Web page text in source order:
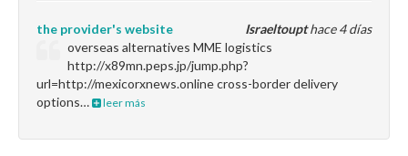
Israeltoupthace 4 días
the provider's website
overseas alternatives MME logistics
http://x89mn.peps.jp/jump.php?
url=http://mexicorxnews.online cross-border delivery
options…
leer más